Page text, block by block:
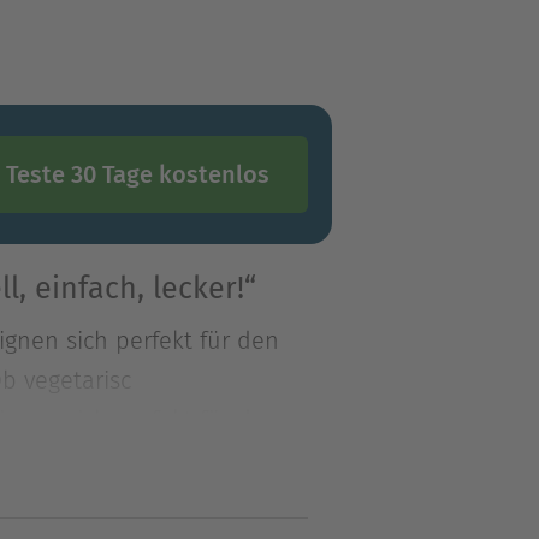
Teste 30 Tage kostenlos
einfach, lecker!“
sich perfekt für den
vegetarisc
mit Fisch,